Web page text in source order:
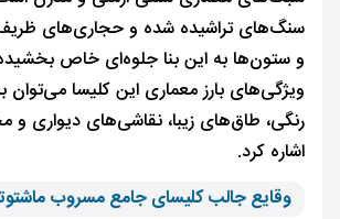
سنگ‌های تراشیده شده و حجاری‌های ظریف
و ستون‌ها به این بنا جلوه‌ای خاص
ویژگی‌های بارز معماری این کلیسا می‌توان
رنگی، طاق‌های زیبا، نقاشی‌های دیواری و
اشاره کرد.
وقایع جالب کلیسای جامع مسروب